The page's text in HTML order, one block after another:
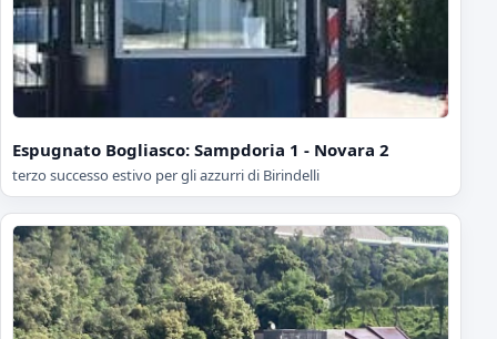
Espugnato Bogliasco: Sampdoria 1 - Novara 2
terzo successo estivo per gli azzurri di Birindelli